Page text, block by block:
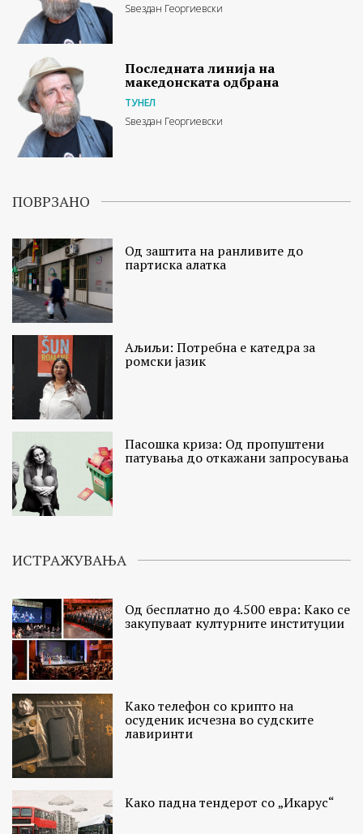
Ѕвездан Георгиевски
Последната линија на
македонската одбрана
ТУНЕЛ
Ѕвездан Георгиевски
ПОВРЗАНО
Од заштита на ранливите до
партиска алатка
Аљиљи: Потребна е катедра за
ромски јазик
Пасошка криза: Од пропуштени
патувања до откажани запросувања
ИСТРАЖУВАЊА
Од бесплатно до 4.500 евра: Како се
закупуваат културните институции
Како телефон со крипто на
осуденик исчезна во судските
лавиринти
Како падна тендерот со „Икарус“